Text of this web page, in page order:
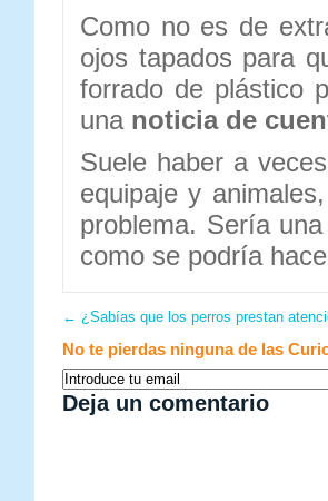
Como no es de
ojos tapados para
forrado de plástico
una noticia de
Suele haber a
equipaje y
problema. Sería
como se podría
← ¿Sabías que los perros prestan
No te pierdas ninguna de las
Deja un comentario